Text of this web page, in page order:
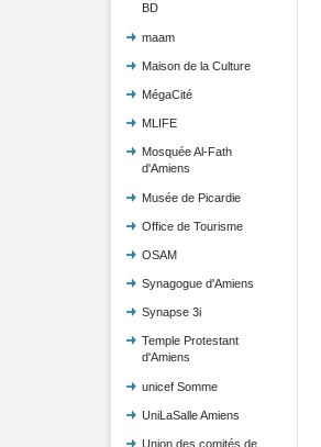
BD
maam
Maison de la Culture
MégaCité
MLIFE
Mosquée Al-Fath
d'Amiens
Musée de Picardie
Office de Tourisme
OSAM
Synagogue d'Amiens
Synapse 3i
Temple Protestant
d'Amiens
unicef Somme
UniLaSalle Amiens
Union des comités de